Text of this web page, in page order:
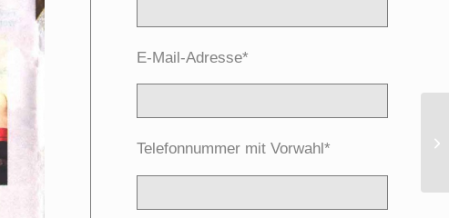
E-Mail-Adresse*
Telefonnummer mit Vorwahl*